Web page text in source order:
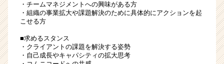
・チームマネジメントへの興味がある方
・組織の事業拡大や課題解決のために具体的にアクションを起
こせる方
■求めるスタンス
・クライアントの課題を解決する姿勢
・自己成長やキャパシティの拡大思考